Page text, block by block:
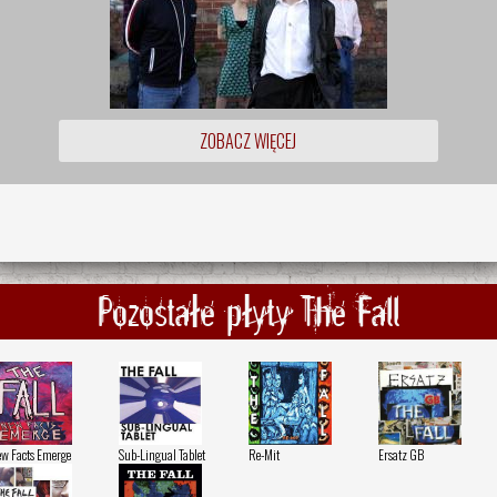
ZOBACZ WIĘCEJ
Pozostałe płyty The Fall
Facts Emerge Sub-Lingual Tablet Re-Mit Ersatz GB